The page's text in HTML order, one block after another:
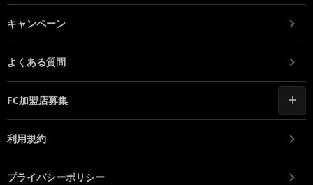
キャンペーン
よくある質問
FC加盟店募集
利用規約
プライバシーポリシー